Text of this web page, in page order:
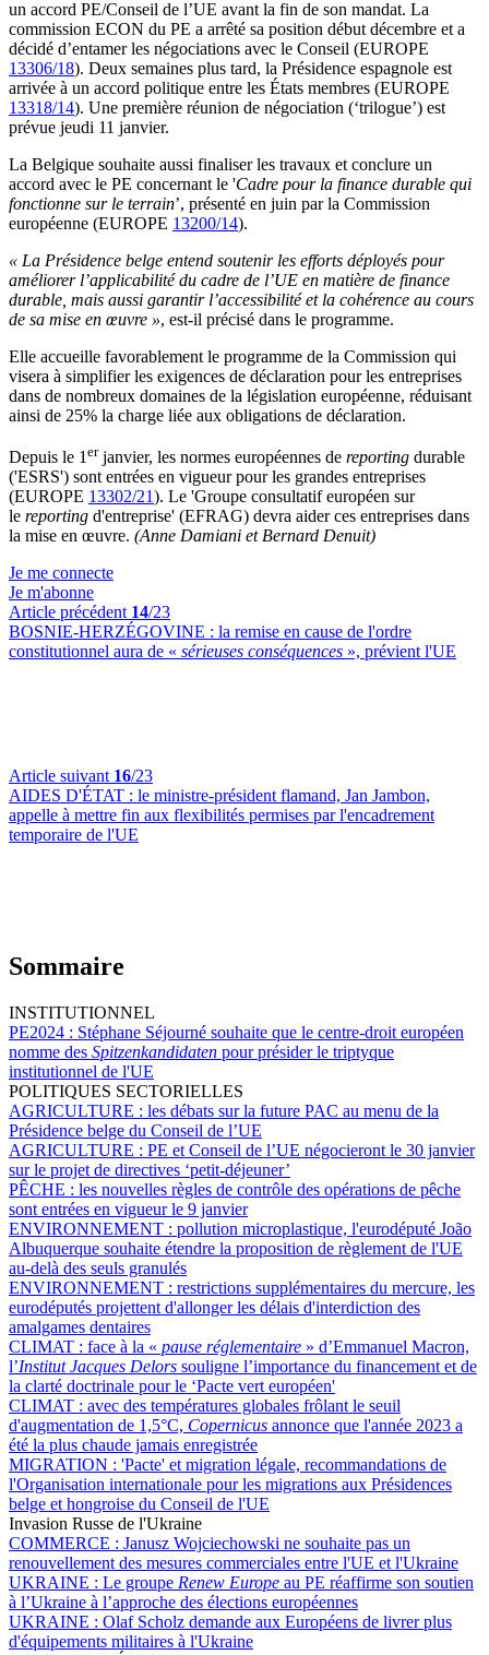
un accord PE/Conseil de l’UE avant la fin de son mandat. La
commission ECON du PE a arrêté sa position début décembre et a
décidé d’entamer les négociations avec le Conseil (EUROPE
13306/18). Deux semaines plus tard, la Présidence espagnole est
arrivée à un accord politique entre les États membres (EUROPE
13318/14). Une première réunion de négociation (‘trilogue’) est
prévue jeudi 11 janvier.
La Belgique souhaite aussi finaliser les travaux et conclure un
accord avec le PE concernant le 'Cadre pour la finance durable qui
fonctionne sur le terrain’, présenté en juin par la Commission
européenne (EUROPE 13200/14).
« La Présidence belge entend soutenir les efforts déployés pour
améliorer l’applicabilité du cadre de l’UE en matière de finance
durable, mais aussi garantir l’accessibilité et la cohérence au cours
de sa mise en œuvre », est-il précisé dans le programme.
Elle accueille favorablement le programme de la Commission qui
visera à simplifier les exigences de déclaration pour les entreprises
dans de nombreux domaines de la législation européenne, réduisant
ainsi de 25% la charge liée aux obligations de déclaration.
Depuis le 1 erjanvier, les normes européennes de reporting durable
('ESRS') sont entrées en vigueur pour les grandes entreprises
(EUROPE 13302/21). Le 'Groupe consultatif européen sur
le reporting d'entreprise' (EFRAG) devra aider ces entreprises dans
la mise en œuvre. (Anne Damiani et Bernard Denuit)
Je me connecte
Je m'abonne
Article précédent 14/23
BOSNIE-HERZÉGOVINE : la remise en cause de l'ordre
constitutionnel aura de « sérieuses conséquences », prévient l'UE
Article suivant 16/23
AIDES D'ÉTAT : le ministre-président flamand, Jan Jambon,
appelle à mettre fin aux flexibilités permises par l'encadrement
temporaire de l'UE
Sommaire
INSTITUTIONNEL
PE2024 : Stéphane Séjourné souhaite que le centre-droit européen
nomme des Spitzenkandidaten pour présider le triptyque
institutionnel de l'UE
POLITIQUES SECTORIELLES
AGRICULTURE : les débats sur la future PAC au menu de la
Présidence belge du Conseil de l’UE
AGRICULTURE : PE et Conseil de l’UE négocieront le 30 janvier
sur le projet de directives ‘petit-déjeuner’
PÊCHE : les nouvelles règles de contrôle des opérations de pêche
sont entrées en vigueur le 9 janvier
ENVIRONNEMENT : pollution microplastique, l'eurodéputé João
Albuquerque souhaite étendre la proposition de règlement de l'UE
au-delà des seuls granulés
ENVIRONNEMENT : restrictions supplémentaires du mercure, les
eurodéputés projettent d'allonger les délais d'interdiction des
amalgames dentaires
CLIMAT : face à la « pause réglementaire » d’Emmanuel Macron,
l’Institut Jacques Delors souligne l’importance du financement et de
la clarté doctrinale pour le ‘Pacte vert européen'
CLIMAT : avec des températures globales frôlant le seuil
d'augmentation de 1,5°C, Copernicus annonce que l'année 2023 a
été la plus chaude jamais enregistrée
MIGRATION : 'Pacte' et migration légale, recommandations de
l'Organisation internationale pour les migrations aux Présidences
belge et hongroise du Conseil de l'UE
Invasion Russe de l'Ukraine
COMMERCE : Janusz Wojciechowski ne souhaite pas un
renouvellement des mesures commerciales entre l'UE et l'Ukraine
UKRAINE : Le groupe Renew Europe au PE réaffirme son soutien
à l’Ukraine à l’approche des élections européennes
UKRAINE : Olaf Scholz demande aux Européens de livrer plus
d'équipements militaires à l'Ukraine